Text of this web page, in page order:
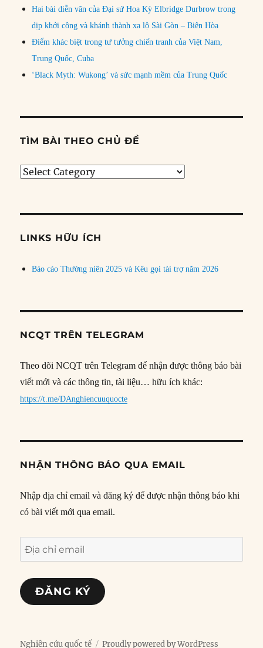
Hai bài diễn văn của Đại sứ Hoa Kỳ Elbridge Durbrow trong
dịp khởi công và khánh thành xa lộ Sài Gòn – Biên Hòa
Điểm khác biệt trong tư tưởng chiến tranh của Việt Nam,
Trung Quốc, Cuba
‘Black Myth: Wukong’ và sức mạnh mềm của Trung Quốc
TÌM BÀI THEO CHỦ ĐỀ
Tìm
đề
LINKS HỮU ÍCH
Báo cáo Thường niên 2025 và Kêu gọi tài trợ năm 2026
NCQT TRÊN TELEGRAM
Theo dõi NCQT trên Telegram để nhận được thông báo bài
viết mới và các thông tin, tài liệu… hữu ích khác:
https://t.me/DAnghiencuuquocte
NHẬN THÔNG BÁO QUA EMAIL
Nhập địa chỉ email và đăng ký để được nhận thông báo khi
có bài viết mới qua email.
Địa
chỉ
email
ĐĂNG KÝ
Nghiên cứu quốc tế Proudly powered by WordPress